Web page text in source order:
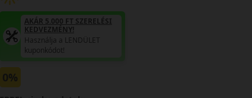
AKÁR 5.000 FT SZERELÉSI
KEDVEZMÉNY!
Használja a LENDÜLET
kuponkódot!
0%